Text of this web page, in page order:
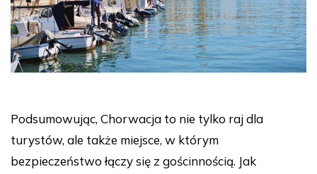
Podsumowując, Chorwacja to nie tylko raj dla
turystów, ale także miejsce, w którym
bezpieczeństwo łączy się z gościnnością. Jak